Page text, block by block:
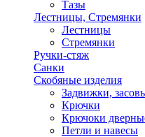
Тазы
Лестницы, Стремянки
Лестницы
Стремянки
Ручки-стяж
Санки
Скобяные изделия
Задвижки,
Крючки
Крючоки
Петли и навесы